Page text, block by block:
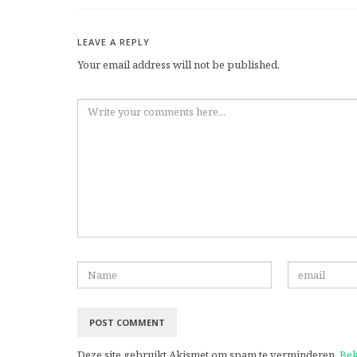
LEAVE A REPLY
Your email address will not be published.